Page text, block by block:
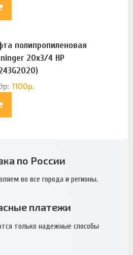
полипропиленовая
20х3/4 НР
р. 1100р.
по России
во все города и регионы.
платежи
только надежные способы